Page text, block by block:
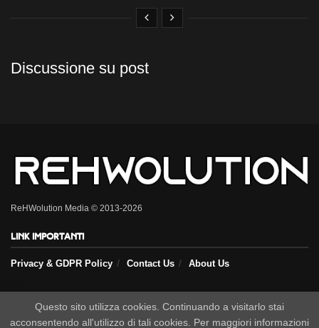
Discussione su post
ReHWolution Media © 2013-2026
Link importanti
Privacy & GDPR Policy Contact Us About Us
Seguici sui nostri social
Questo sito utilizza cookies. Continuando a visitarlo stai
acconsentendo all'utilizzo di tali cookies. Per maggiori informazioni